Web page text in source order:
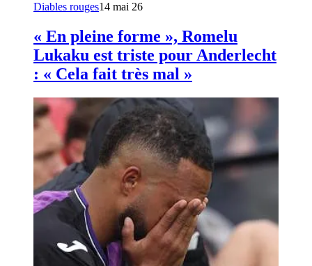
Diables rouges14 mai 26
« En pleine forme », Romelu
Lukaku est triste pour Anderlecht
: « Cela fait très mal »